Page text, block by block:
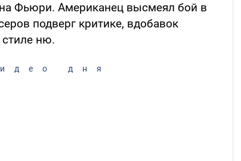
Фьюри. Американец высмеял бой в
подверг критике, вдобавок
ню.
дня